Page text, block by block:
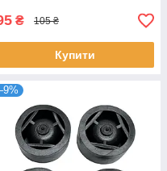
₴ 105 ₴
Купити